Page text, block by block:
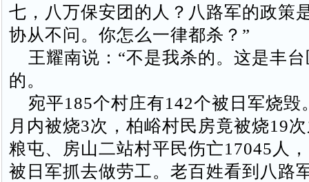
七，八万保安团的人？八路军的政策
协从不问。你怎么一律都杀？”
王耀南说：“不是我杀的。这是丰台
的。
宛平185个村庄有142个被日军烧毁
月内被烧3次，柏峪村民房竟被烧19
粮屯、房山二站村平民伤亡17045人
被日军抓去做劳工。老百姓看到八路